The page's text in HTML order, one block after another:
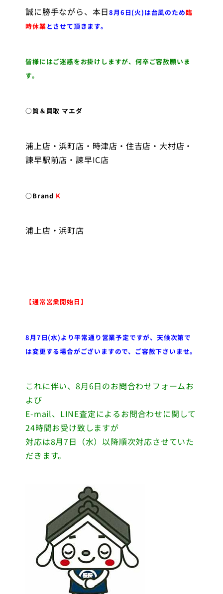
誠に勝手ながら、本日8月6日(火)は台風のため臨
時休業とさせて頂きます。
皆様にはご迷惑をお掛けしますが、何卒ご容赦願いま
す。
○質＆買取 マエダ
浦上店・浜町店・時津店・住吉店・大村店・
諫早駅前店・諫早IC店
○Brand K
浦上店・浜町店
【通常営業開始日】
8月7日(水)より平常通り営業予定ですが、天候次第で
は変更する場合がございますので、ご容赦下さいませ。
これに伴い、8月6日のお問合わせフォームお
よび
E-mail、LINE査定によるお問合わせに関して
24時間お受け致しますが
対応は8月7日（水）以降順次対応させていた
だきます。